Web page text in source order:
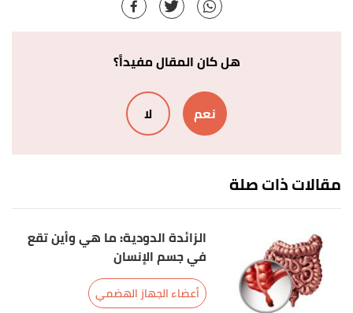
↑
"gastrointestinal tract"
,NCI, Retrieved 18/3/2024.
,my.clevelandclinic
18/3/2024. Edited.
هل كان المقال مفيداً؟
نعم لا
مقالات ذات صلة
الزائدة الدودية: ما هي وأين تقع
في جسم الإنسان
أعضاء الجهاز الهضمي